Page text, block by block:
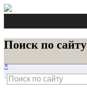
Поиск по сайту
×